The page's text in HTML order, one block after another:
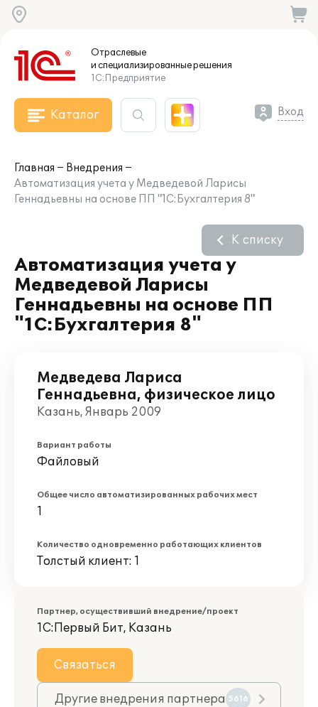
Отраслевые
и специализированныерешения
1С:Предприятие
Каталог Вход
Главная
Внедрения
Автоматизация учета у Медведевой Ларисы
Геннадьевны на основе ПП "1С:Бухгалтерия 8"
Автоматизация учета у
Медведевой Ларисы
Геннадьевны на основе ПП
"1С:Бухгалтерия 8"
К списку
Медведева Лариса
Геннадьевна, физическое лицо
Казань, Январь 2009
Вариант работы
Файловый
Общее число автоматизированных рабочих мест
1
Количество одновременно работающих клиентов
Толстый клиент: 1
Партнер, осуществивший внедрение/проект
1С:Первый Бит, Казань
Связаться
Другие внедрения партнера 5616